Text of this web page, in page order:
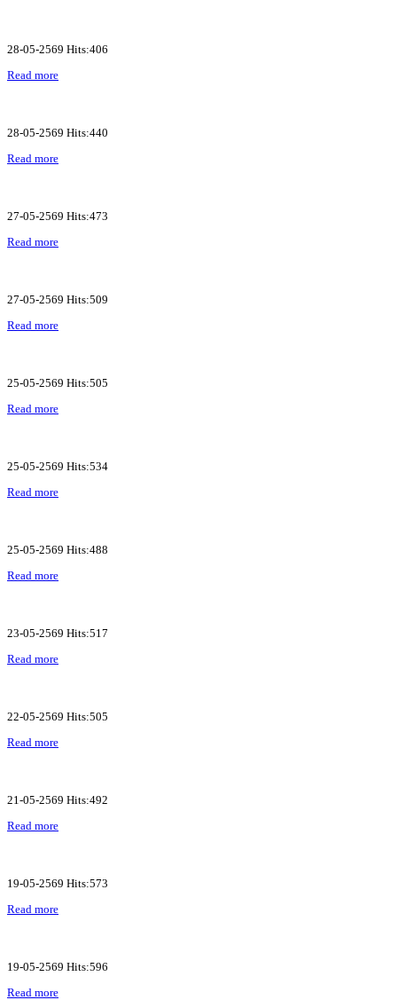
28-05-2569 Hits:406
Read more
28-05-2569 Hits:440
Read more
27-05-2569 Hits:473
Read more
27-05-2569 Hits:509
Read more
25-05-2569 Hits:505
Read more
25-05-2569 Hits:534
Read more
25-05-2569 Hits:488
Read more
23-05-2569 Hits:517
Read more
22-05-2569 Hits:505
Read more
21-05-2569 Hits:492
Read more
19-05-2569 Hits:573
Read more
19-05-2569 Hits:596
Read more